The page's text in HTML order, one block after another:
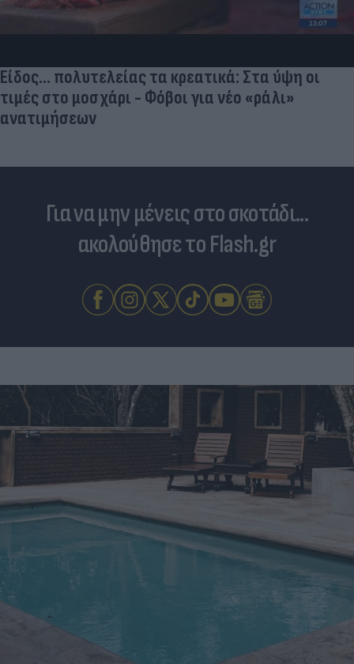
Είδος... πολυτελείας τα κρεατικά: Στα ύψη οι
τιμές στο μοσχάρι - Φόβοι για νέο «ράλι»
ανατιμήσεων
Για να μην μένεις στο σκοτάδι...
ακολούθησε το Flash.gr